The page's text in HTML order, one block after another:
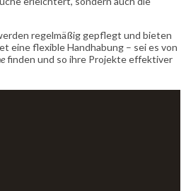
regelmäßig gepflegt und bieten
eine flexible Handhabung – sei es von
finden und so ihre Projekte effektiver